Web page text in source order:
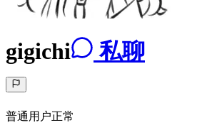
gigichi 私聊
普通用户正常